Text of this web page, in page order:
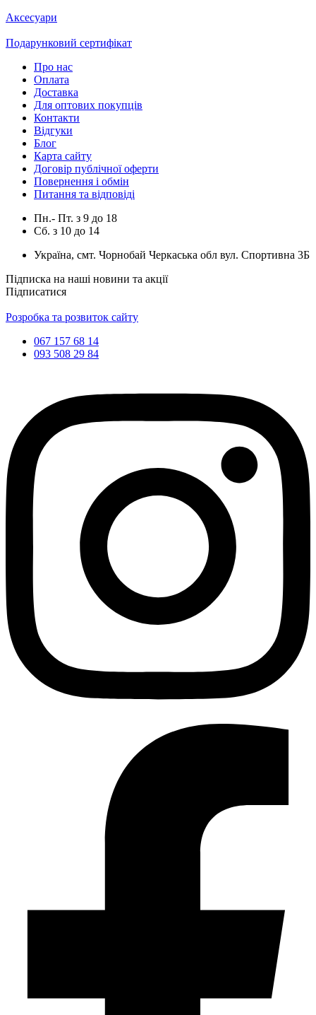
Аксесуари
Подарунковий сертифікат
Про нас
Оплата
Доставка
Для оптових покупців
Контакти
Відгуки
Блог
Карта сайту
Договір публічної оферти
Повернення і обмін
Питання та відповіді
Пн.- Пт. з 9 до 18
Сб. з 10 до 14
Україна, смт. Чорнобай Черкаська обл вул. Спортивна 3Б
Підписка на наші новини та акції
Підписатися
Розробка та розвиток сайту
067 157 68 14
093 508 29 84